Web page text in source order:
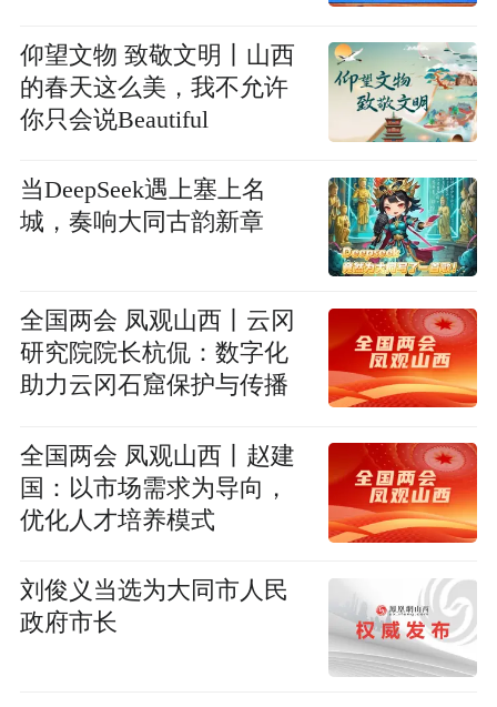
仰望文物 致敬文明丨山西
的春天这么美，我不允许
你只会说Beautiful
当DeepSeek遇上塞上名
城，奏响大同古韵新章
全国两会 凤观山西丨云冈
研究院院长杭侃：数字化
助力云冈石窟保护与传播
全国两会 凤观山西丨赵建
国：以市场需求为导向，
优化人才培养模式
刘俊义当选为大同市人民
政府市长